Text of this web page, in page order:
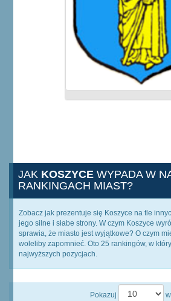
JAK KOSZYCE WYPADA W
RANKINGACH MIAST?
Zobacz jak prezentuje się Koszyce na tle
jego silne i słabe strony. W czym Koszyce
sprawia, że miasto jest wyjątkowe? O czym
woleliby zapomnieć. Oto 25 rankingów, w
najwyższych pozycjach.
Pokazuj